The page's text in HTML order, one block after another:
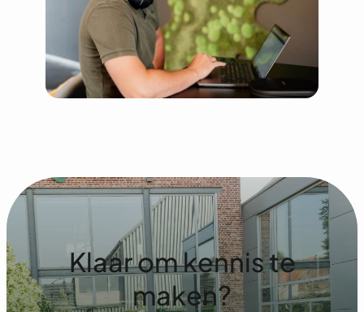
Klaar om kennis te
maken?